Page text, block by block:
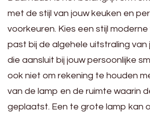
met de stijl van jouw keuken en
voorkeuren. Kies een stijl
past bij de algehele uitstraling van
die aansluit bij jouw persoonlijke
ook niet om rekening te houden
van de lamp en de ruimte waarin
geplaatst. Een te grote lamp kan